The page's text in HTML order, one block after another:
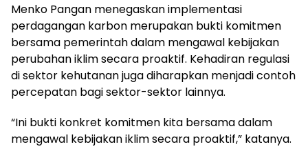
Menko Pangan menegaskan implementasi
perdagangan karbon merupakan bukti komitmen
bersama pemerintah dalam mengawal kebijakan
perubahan iklim secara proaktif. Kehadiran regulasi
di sektor kehutanan juga diharapkan menjadi contoh
percepatan bagi sektor-sektor lainnya.
“Ini bukti konkret komitmen kita bersama dalam
mengawal kebijakan iklim secara proaktif,” katanya.